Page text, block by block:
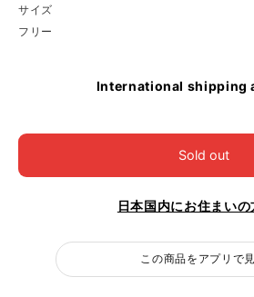
サイズ
フリー
International shipping
Sold out
日本国内にお住まい
この商品をアプリで